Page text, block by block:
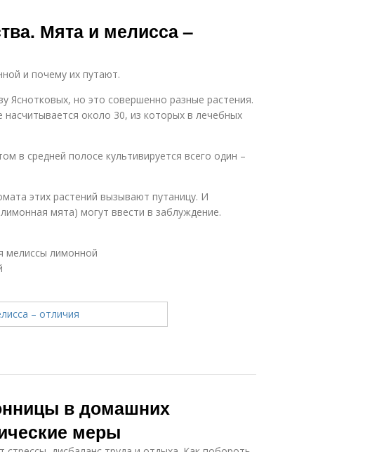
Мята и мелисса –
и почему их путают.
Яснотковых, но это совершенно разные растения.
около 30, из которых в лечебных
в средней полосе культивируется всего один –
этих растений вызывают путаницу. И
мята) могут ввести в заблуждение.
мелиссы лимонной
в домашних
меры